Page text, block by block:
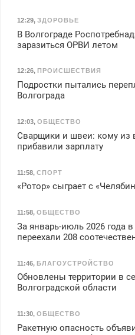
12:29, ЗДОРОВЬЕ
В Волгограде
заразиться ОРВИ летом
12:26, ПРОИСШЕСТВИЯ
Подростки пытались
Волгограда
12:03, ОБЩЕСТВО
Сварщики и швеи: кому из
прибавили зарплату
11:58, СПОРТ
«Ротор» сыграет с
11:58, ОБЩЕСТВО
За январь-июль 2026 года
переехали 208
11:46, БЛАГОУСТРОЙСТВО
Обновлены территории в
Волгоградской области
11:30, ОБЩЕСТВО
Ракетную опасность